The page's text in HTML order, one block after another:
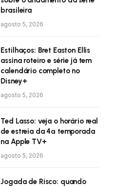
brasileira
agosto 5, 2026
Estilhaços: Bret Easton Ellis
assina roteiro e série já tem
calendário completo no
Disney+
agosto 5, 2026
Ted Lasso: veja o horário real
de estreia da 4ª temporada
na Apple TV+
agosto 5, 2026
Jogada de Risco: quando